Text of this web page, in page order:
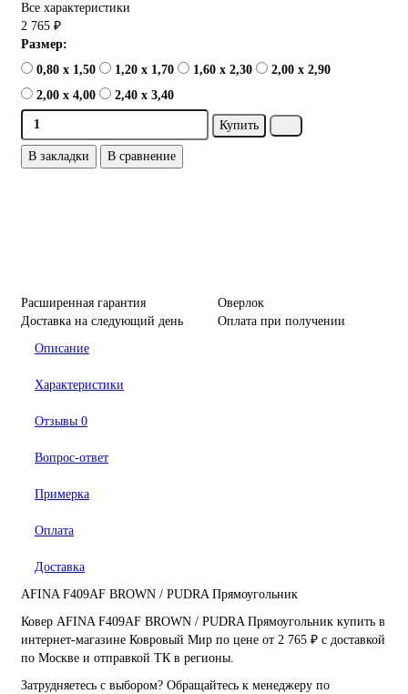
Все характеристики
2 765 ₽
Размер:
0,80 x 1,50
1,20 x 1,70 1,60 x 2,30
2,00 x 2,90
2,00 x 4,00
2,40 x 3,40
Купить
В закладки В сравнение
Расширенная гарантия
Оверлок
Доставка на следующий день
Оплата при получении
Описание
Характеристики
Отзывы 0
Вопрос-ответ
Примерка
Оплата
Доставка
AFINA F409AF BROWN / PUDRA Прямоугольник
Ковер AFINA F409AF BROWN / PUDRA Прямоугольник купить в
интернет-магазине Ковровый Мир по цене от 2 765 ₽ с доставкой
по Москве и отправкой ТК в регионы.
Затрудняетесь с выбором? Обращайтесь к менеджеру по